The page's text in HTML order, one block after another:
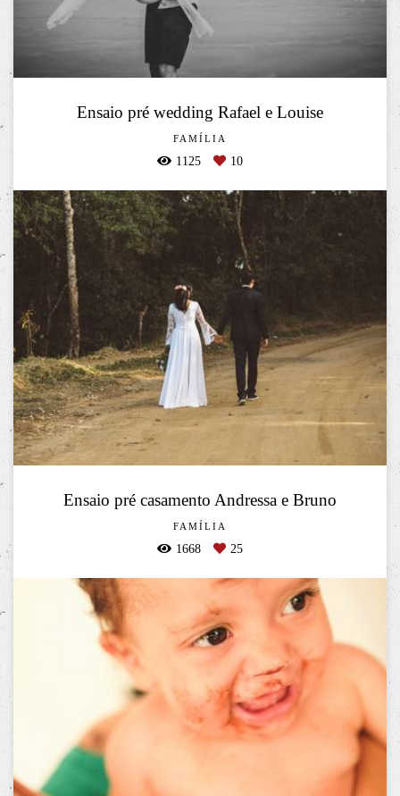
Ensaio pré wedding Rafael e Louise
FAMÍLIA
1125 10
Ensaio pré casamento Andressa e Bruno
FAMÍLIA
1668 25